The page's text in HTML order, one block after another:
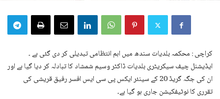
کراچی : محکمہ بلدیات سندھ میں اہم انتظامی تبدیلی کر دی گئی ہے ۔
ایڈیشنل چیف سیکریٹری بلدیات ڈاکٹر وسیم شمشاد کا تبادلہ کر دیا گیا ہے اور
ان کی جگہ گریڈ 20 کے سینئر ایکس پی سی ایس افسر رفیق قریشی کی
تقرری کا نوٹیفکیشن جاری ہو گیا ہے۔